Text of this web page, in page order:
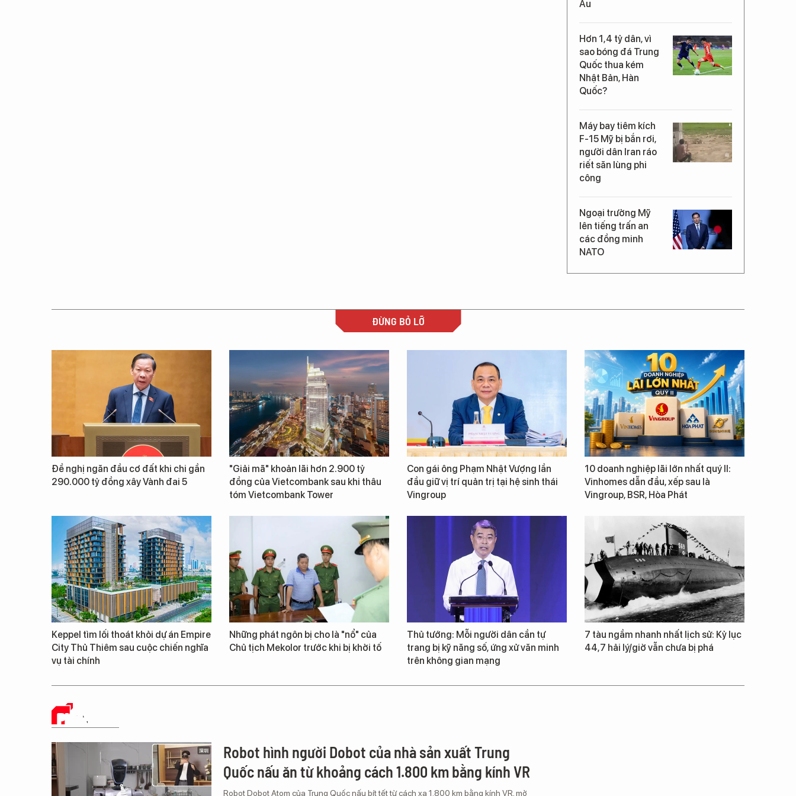
Âu
Hơn 1,4 tỷ dân, vì
sao bóng đá Trung
Quốc thua kém
Nhật Bản, Hàn
Quốc?
Máy bay tiêm kích
F-15 Mỹ bị bắn rơi,
người dân Iran ráo
riết săn lùng phi
công
Ngoại trưởng Mỹ
lên tiếng trấn an
các đồng minh
NATO
ĐỪNG BỎ LỠ
Đề nghị ngăn đầu cơ đất khi chi gần
290.000 tỷ đồng xây Vành đai 5
"Giải mã" khoản lãi hơn 2.900 tỷ
đồng của Vietcombank sau khi thâu
tóm Vietcombank Tower
Con gái ông Phạm Nhật Vượng lần
đầu giữ vị trí quản trị tại hệ sinh thái
Vingroup
10 doanh nghiệp lãi lớn nhất quý II:
Vinhomes dẫn đầu, xếp sau là
Vingroup, BSR, Hòa Phát
Keppel tìm lối thoát khỏi dự án Empire
City Thủ Thiêm sau cuộc chiến nghĩa
vụ tài chính
Những phát ngôn bị cho là "nổ" của
Chủ tịch Mekolor trước khi bị khởi tố
Thủ tướng: Mỗi người dân cần tự
trang bị kỹ năng số, ứng xử văn minh
trên không gian mạng
7 tàu ngầm nhanh nhất lịch sử: Kỷ lục
44,7 hải lý/giờ vẫn chưa bị phá
PHÂN TÍCH
Robot hình người Dobot của nhà sản xuất Trung
Quốc nấu ăn từ khoảng cách 1.800 km bằng kính VR
Robot Dobot Atom của Trung Quốc nấu bít tết từ cách xa 1.800 km bằng kính VR, mở